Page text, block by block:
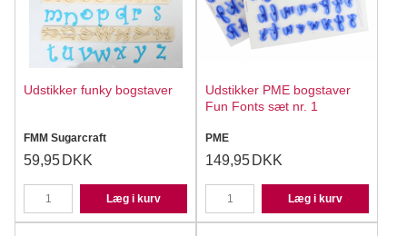
Udstikker funky bogstaver
FMM Sugarcraft
59,95 DKK
Læg i kurv
Udstikker PME bogstaver
Fun Fonts sæt nr. 1
PME
149,95 DKK
Læg i kurv